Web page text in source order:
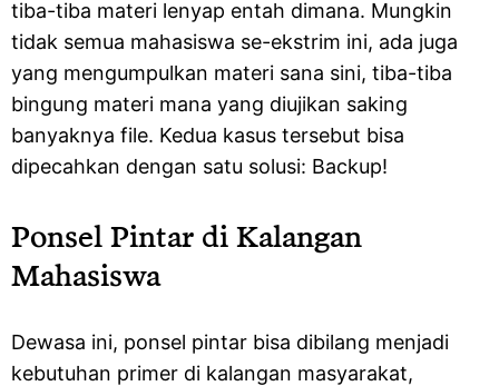
tiba-tiba materi lenyap entah dimana. Mungkin
tidak semua mahasiswa se-ekstrim ini, ada juga
yang mengumpulkan materi sana sini, tiba-tiba
bingung materi mana yang diujikan saking
banyaknya file. Kedua kasus tersebut bisa
dipecahkan dengan satu solusi: Backup!
Ponsel Pintar di Kalangan
Mahasiswa
Dewasa ini, ponsel pintar bisa dibilang menjadi
kebutuhan primer di kalangan masyarakat,